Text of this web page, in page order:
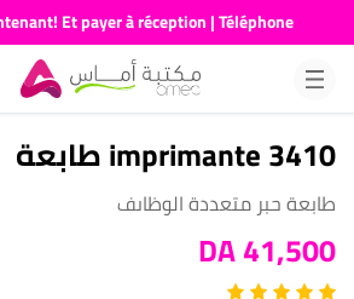
Et payer à réception | Téléphone
676681730
imprimante 3410 طابعة
طابعة حبر متعددة الوظاىف
41,500 DA